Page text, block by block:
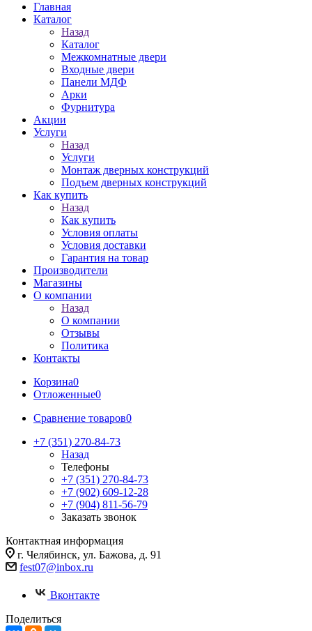
Главная
Каталог
Назад
Каталог
Межкомнатные двери
Входные двери
Панели МДФ
Арки
Фурнитура
Акции
Услуги
Назад
Услуги
Монтаж дверных конструкций
Подъем дверных конструкций
Как купить
Назад
Как купить
Условия оплаты
Условия доставки
Гарантия на товар
Производители
Магазины
О компании
Назад
О компании
Отзывы
Политика
Контакты
Корзина0
Отложенные0
Сравнение товаров0
+7 (351) 270-84-73
Назад
Телефоны
+7 (351) 270-84-73
+7 (902) 609-12-28
+7 (904) 811-56-79
Заказать звонок
Контактная информация
г. Челябинск, ул. Бажова, д. 91
fest07@inbox.ru
Вконтакте
Поделиться